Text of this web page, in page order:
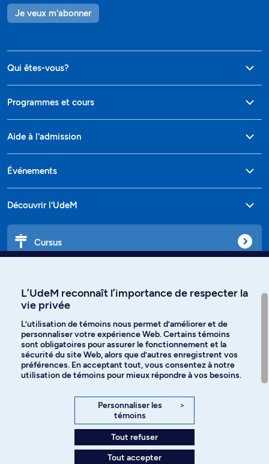
Je veux m'abonner
Qui êtes-vous?
Programmes et cours
Aide à l'admission
Événements
Découvrir l'UdeM
Cursus
Langues
Facebook Instagram
YouTube
L’UdeM reconnaît l’importance de respecter la
vie privée
L’utilisation de témoins nous permet d’améliorer et de
personnaliser votre expérience Web. Certains témoins
sont obligatoires pour assurer le fonctionnement et la
sécurité du site Web, alors que d’autres enregistrent vos
préférences. En acceptant tout, vous consentez à notre
utilisation de témoins pour mieux répondre à vos besoins.
Personnaliser les
témoins
>
Tout refuser
Tout accepter